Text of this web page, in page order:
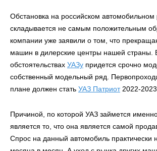
Обстановка на российском автомобильном
складывается не самым положительным
компании уже заявили о том, что
машин в дилерские центры нашей страны.
обстоятельствах УАЗу придется срочно
собственный модельный ряд.
плане должен стать УАЗ Патриот2022-2023.
Причиной, по которой УАЗ займется
является то, что она является самой
Спрос на данный автомобиль практически